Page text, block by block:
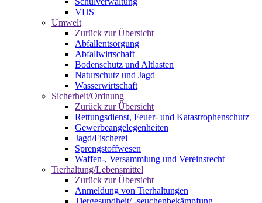
VHS
Umwelt
Zurück zur Übersicht
Abfallentsorgung
Abfallwirtschaft
Bodenschutz und Altlasten
Naturschutz und Jagd
Wasserwirtschaft
Sicherheit/Ordnung
Zurück zur Übersicht
Rettungsdienst, Feuer- und Katastrophenschutz
Gewerbeangelegenheiten
Jagd/Fischerei
Sprengstoffwesen
Waffen-, Versammlung und Vereinsrecht
Tierhaltung/Lebensmittel
Zurück zur Übersicht
Anmeldung von Tierhaltungen
Tiergesundheit/ -seuchenbekämpfung